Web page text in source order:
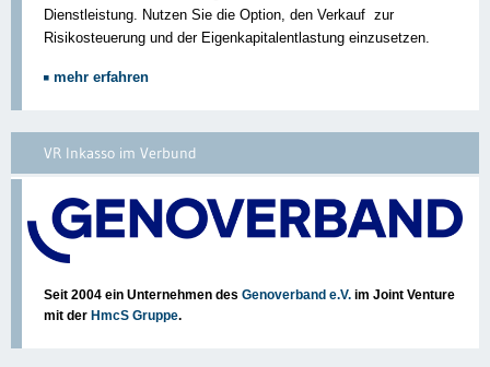
Dienstleistung. Nutzen Sie die Option, den Verkauf zur
Risikosteuerung und der Eigenkapitalentlastung einzusetzen.
mehr erfahren
VR Inkasso im Verbund
Seit 2004 ein Unternehmen des Genoverband e.V. im Joint Venture
mit der HmcS Gruppe.